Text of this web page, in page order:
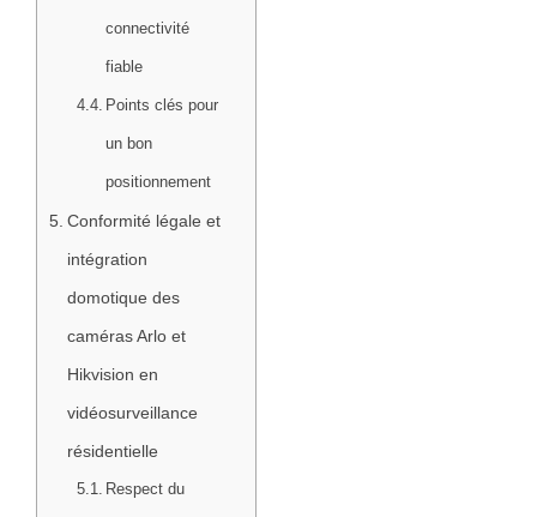
connectivité
fiable
Points clés pour
un bon
positionnement
Conformité légale et
intégration
domotique des
caméras Arlo et
Hikvision en
vidéosurveillance
résidentielle
Respect du